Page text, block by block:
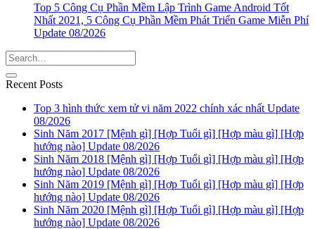
Top 5 Công Cụ Phần Mềm Lập Trình Game Android Tốt
Nhất 2021, 5 Công Cụ Phần Mềm Phát Triển Game Miễn Phí
Update 08/2026
Recent Posts
Top 3 hình thức xem tử vi năm 2022 chính xác nhất Update
08/2026
Sinh Năm 2017 [Mệnh gì] [Hợp Tuổi gì] [Hợp màu gì] [Hợp
hướng nào] Update 08/2026
Sinh Năm 2018 [Mệnh gì] [Hợp Tuổi gì] [Hợp màu gì] [Hợp
hướng nào] Update 08/2026
Sinh Năm 2019 [Mệnh gì] [Hợp Tuổi gì] [Hợp màu gì] [Hợp
hướng nào] Update 08/2026
Sinh Năm 2020 [Mệnh gì] [Hợp Tuổi gì] [Hợp màu gì] [Hợp
hướng nào] Update 08/2026